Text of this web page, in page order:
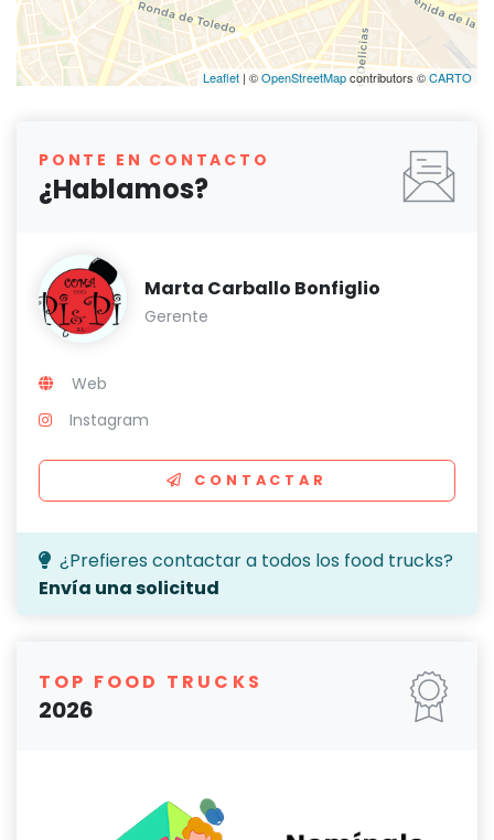
Leaflet | ©OpenStreetMapcontributors ©CARTO
PONTE EN CONTACTO
¿Hablamos?
Marta Carballo Bonfiglio
Gerente
Web
Instagram
CONTACTAR
¿Prefieres contactar a todos los food trucks?
Envía una solicitud
TOP FOOD TRUCKS
2026